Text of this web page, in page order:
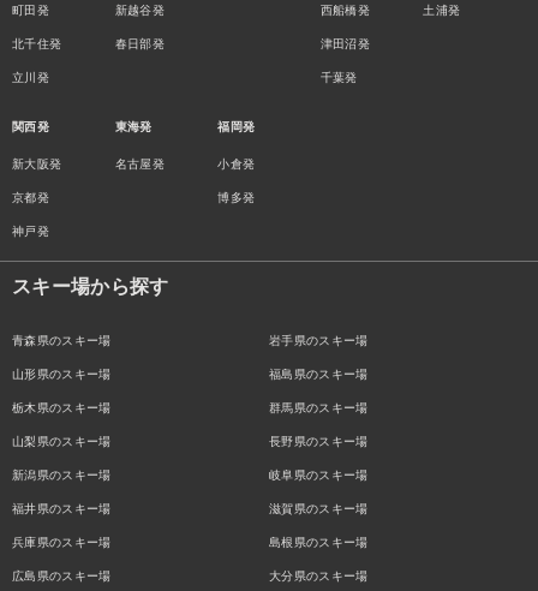
町田発
北千住発
立川発
新越谷発
春日部発
西船橋発
津田沼発
千葉発
土浦発
関西発
新大阪発
京都発
神戸発
東海発
名古屋発
福岡発
小倉発
博多発
スキー場から探す
青森県のスキー場 岩手県のスキー場
山形県のスキー場 福島県のスキー場
栃木県のスキー場 群馬県のスキー場
山梨県のスキー場 長野県のスキー場
新潟県のスキー場 岐阜県のスキー場
福井県のスキー場 滋賀県のスキー場
兵庫県のスキー場 島根県のスキー場
広島県のスキー場 大分県のスキー場